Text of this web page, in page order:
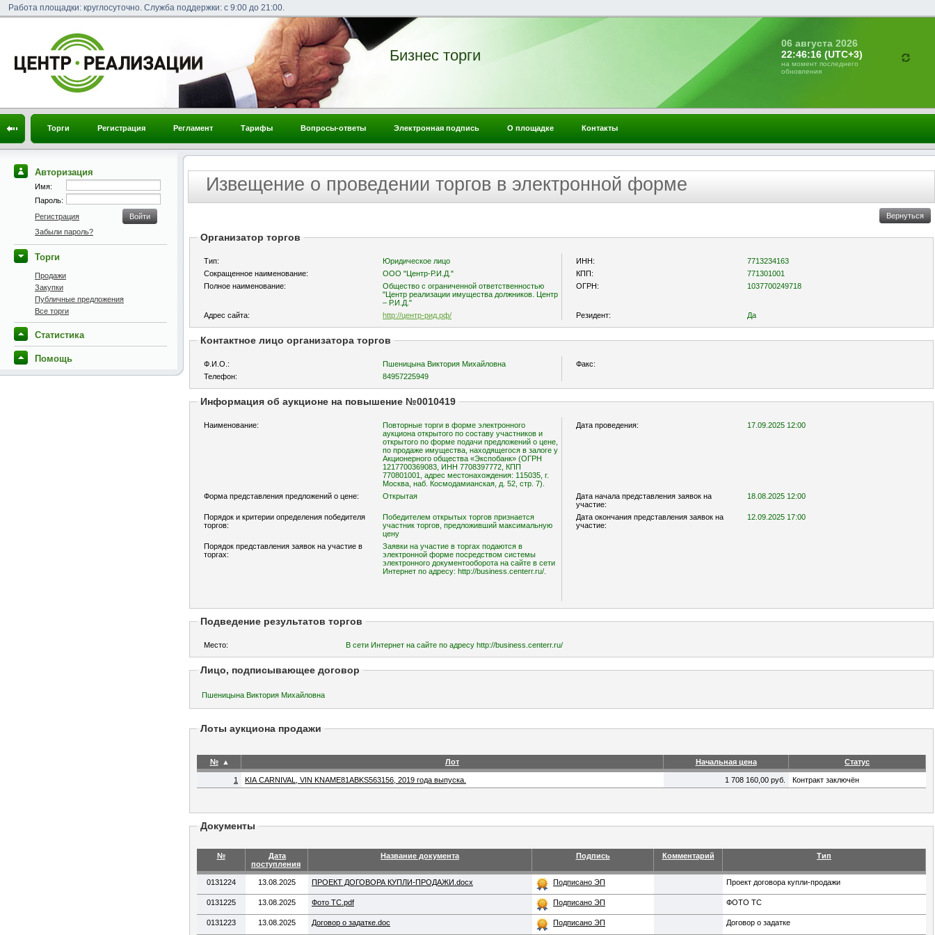
06 августа 2026
22:46:16 (UTC+3)
на момент последнего
обновления
Работа площадки: круглосуточно. Служба поддержки: с 9:00 до 21:00.
Бизнес торги
Торги Регистрация Регламент Тарифы Вопросы-ответы Электронная подпись О площадке Контакты
Авторизация
Имя:
Пароль:
Регистрация
Забыли пароль?
Торги
Продажи
Закупки
Публичные предложения
Все торги
Статистика
Помощь
Извещение о проведении торгов в электронной форме
Организатор торгов
Тип: Юридическое лицо ИНН:
7713234163
Сокращенное наименование:
ООО "Центр-Р.И.Д." КПП:
771301001
Полное наименование:
Общество с ограниченной ответственностью
"Центр реализации имущества должников. Центр
– Р.И.Д."
ОГРН: 1037700249718
Адрес сайта: http://центр-рид.рф/ Резидент: Да
Контактное лицо организатора торгов
Ф.И.О.: Пшеницына Виктория Михайловна
Факс:
Телефон:
84957225949
Информация об аукционе на повышение №0010419
Наименование:
Повторные торги в форме электронного
аукциона открытого по составу участников и
открытого по форме подачи предложений о цене,
по продаже имущества, находящегося в залоге у
Акционерного общества «Экспобанк» (ОГРН
1217700369083, ИНН 7708397772, КПП
770801001, адрес местонахождения: 115035, г.
Москва, наб. Космодамианская, д. 52, стр. 7).
Дата проведения: 17.09.2025 12:00
Форма представления предложений о цене: Открытая
Дата начала представления заявок на
участие:
18.08.2025 12:00
Порядок и критерии определения победителя
торгов:
Победителем открытых торгов признается
участник торгов, предложивший максимальную
цену
Дата окончания представления заявок на
участие:
12.09.2025 17:00
Порядок представления заявок на участие в
торгах:
Заявки на участие в торгах подаются в
электронной форме посредством системы
электронного документооборота на сайте в сети
Интернет по адресу: http://business.centerr.ru/.
Подведение результатов торгов
Место: В сети Интернет на сайте по адресу http://business.centerr.ru/
Лицо, подписывающее договор
Пшеницына Виктория Михайловна
Лоты аукциона продажи
№ ▲ Лот Начальная цена Статус
1 KIA CARNIVAL, VIN KNAME81ABKS563156, 2019 года выпуска. 1 708 160,00 руб. Контракт заключён
Документы
№
Дата
поступления
Название документа Подпись Комментарий Тип
0131224 13.08.2025 ПРОЕКТ ДОГОВОРА КУПЛИ-ПРОДАЖИ.docx Подписано ЭП Проект договора купли-продажи
0131225 13.08.2025 Фото ТС.pdf Подписано ЭП ФОТО ТС
0131223 13.08.2025 Договор о задатке.doc Подписано ЭП Договор о задатке